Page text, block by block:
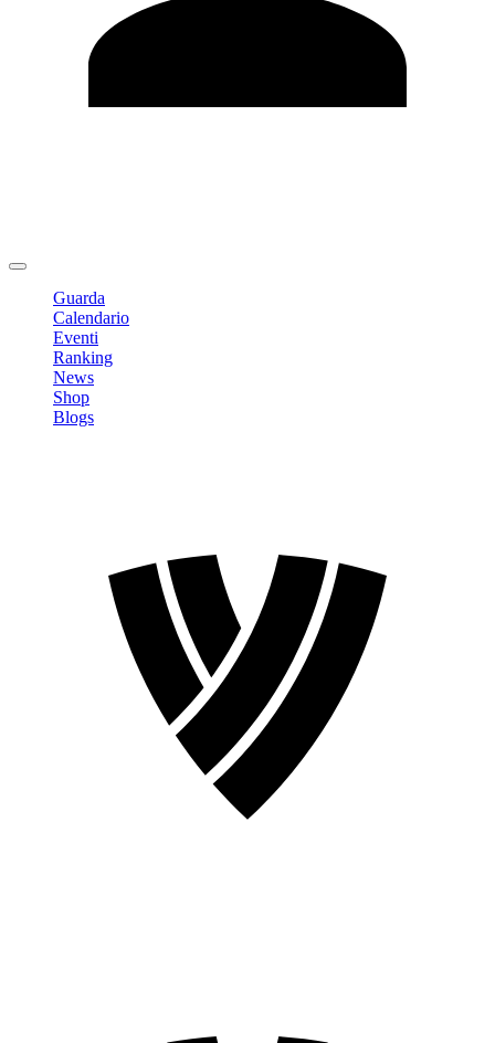
Guarda
Calendario
Eventi
Ranking
News
Shop
Blogs